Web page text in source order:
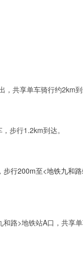
共享单车骑行约2km到
步行1.2km到达。
行200m至<地铁九和
路>地铁站A口，共享单